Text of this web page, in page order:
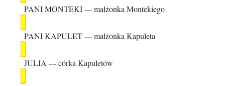
PANI MONTEKI--- małżonka Montekiego
PANI KAPULET--- małżonka Kapuleta
JULIA --- córka Kapuletów